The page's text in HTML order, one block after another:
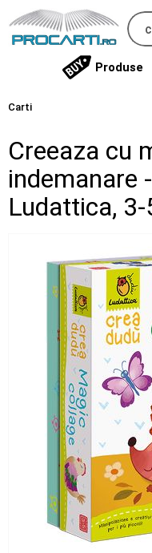
Produse
Carti
Creeaza cu
indemanare
Ludattica, 3-